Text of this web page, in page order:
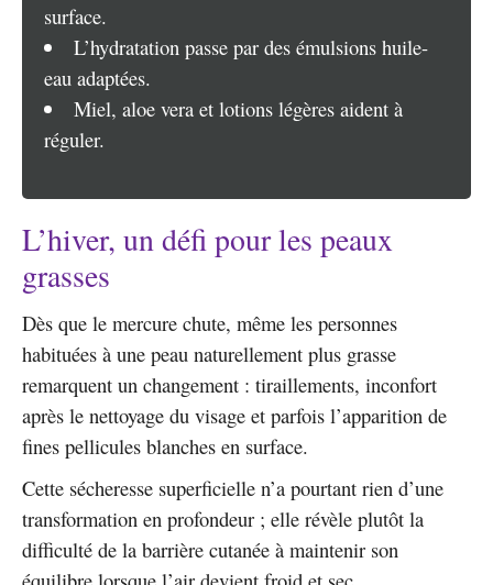
surface.
L’hydratation passe par des émulsions huile-
eau adaptées.
Miel, aloe vera et lotions légères aident à
réguler.
L’hiver, un défi pour les peaux
grasses
Dès que le mercure chute, même les personnes
habituées à une peau naturellement plus grasse
remarquent un changement : tiraillements, inconfort
après le nettoyage du visage et parfois l’apparition de
fines pellicules blanches en surface.
Cette sécheresse superficielle n’a pourtant rien d’une
transformation en profondeur ; elle révèle plutôt la
difficulté de la barrière cutanée à maintenir son